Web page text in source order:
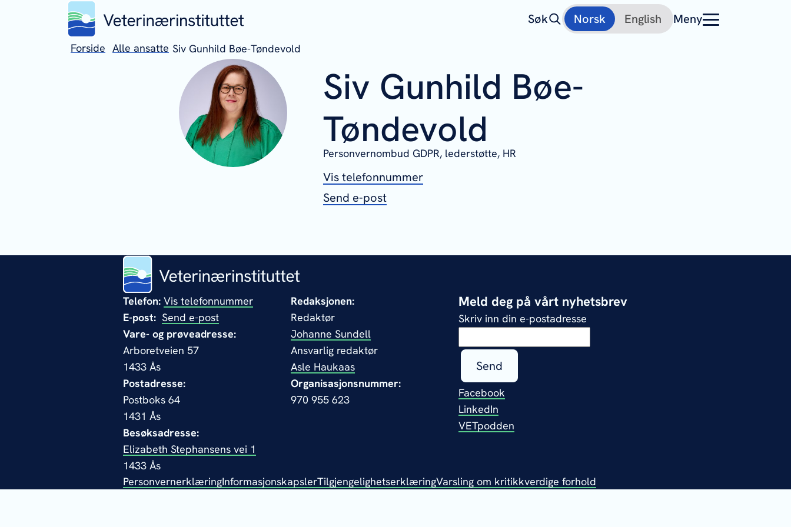
Søk Norsk English Meny
Forside Alle ansatte Siv Gunhild Bøe-Tøndevold
Siv Gunhild Bøe-
Tøndevold
Personvernombud GDPR, lederstøtte, HR
Vis telefonnummer
Send e-post
Telefon: Vis telefonnummer
E-post: Send e-post
Vare- og prøveadresse:
Arboretveien 57
1433 Ås
Postadresse:
Postboks 64
1431 Ås
Besøksadresse:
Elizabeth Stephansens vei 1
1433 Ås
Redaksjonen:
Redaktør
Johanne Sundell
Ansvarlig redaktør
Asle Haukaas
Organisasjonsnummer:
970 955 623
Meld deg på vårt nyhetsbrev
Skriv inn din e-postadresse
Send
Facebook
LinkedIn
VETpodden
PersonvernerklæringInformasjonskapslerTilgjengelighetserklæringVarsling om kritikkverdige forhold